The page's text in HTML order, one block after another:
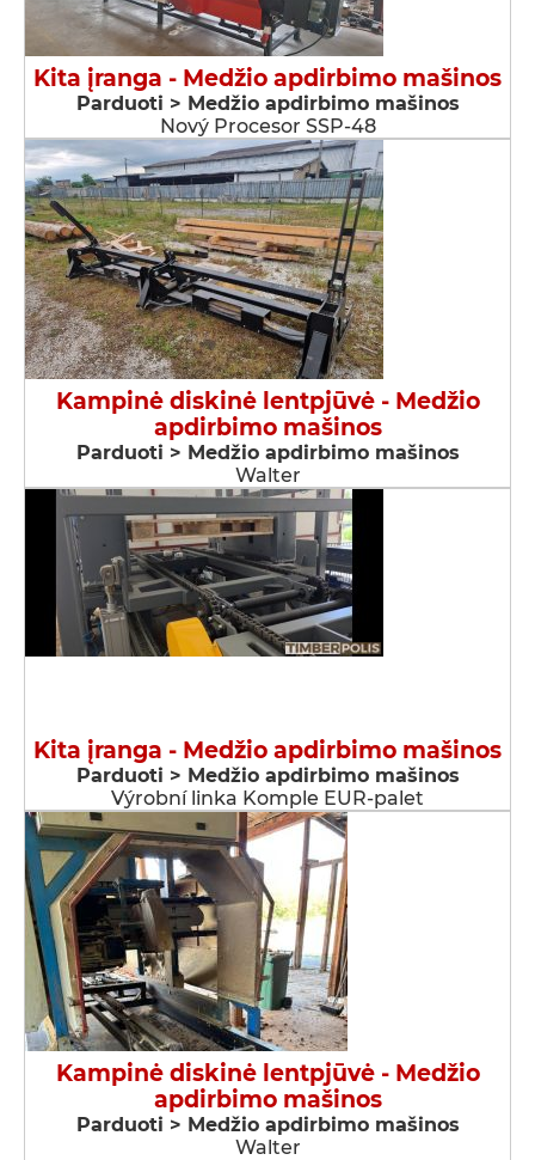
Kita įranga - Medžio apdirbimo mašinos
Parduoti > Medžio apdirbimo mašinos
Nový Procesor SSP-48
Kampinė diskinė lentpjūvė - Medžio
apdirbimo mašinos
Parduoti > Medžio apdirbimo mašinos
Walter
Kita įranga - Medžio apdirbimo mašinos
Parduoti > Medžio apdirbimo mašinos
Výrobní linka Komple EUR-palet
Kampinė diskinė lentpjūvė - Medžio
apdirbimo mašinos
Parduoti > Medžio apdirbimo mašinos
Walter